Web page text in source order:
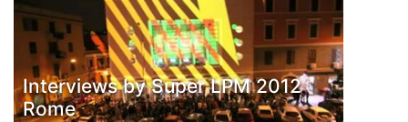
Interviews by Super LPM 2012
Rome